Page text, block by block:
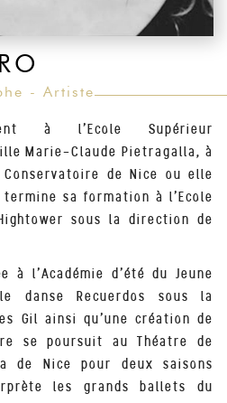
- Artiste
à l’Ecole Supérieur
Marie-Claude Pietragalla, à
de Nice ou elle
sa formation à l’Ecole
sous la direction de
à l’Académie d’été du Jeune
danse Recuerdos sous la
Gil ainsi qu’une création de
se poursuit au Théatre de
de Nice pour deux saisons
les grands ballets du